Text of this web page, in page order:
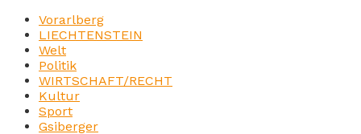
Vorarlberg
LIECHTENSTEIN
Welt
Politik
WIRTSCHAFT/RECHT
Kultur
Sport
Gsiberger